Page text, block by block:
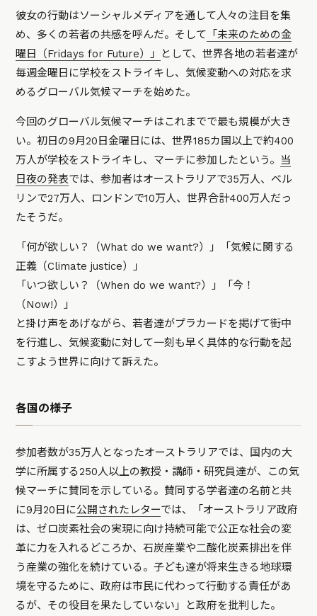
彼女の行動はソーシャルメディアを通して人々の注目を集
め、多くの若者の共感を呼んだ。そして 「未来のための金
曜日（Fridays for Future）」
として、世界各地の若者達が
毎週金曜日に学校をストライキし、気候変動への対応を求
めるグローバル気候マーチを始めた。
今回のグローバル気候マーチはこれまでで最も規模が大き
い。初日の9月20日金曜日には、世界185カ国以上で約400
万人が学校をストライキし、マーチに参加したという。 当
日夜の発表では、参加者はオーストラリアで35万人、ベル
リンで27万人、ロンドンで10万人、世界合計400万人だっ
たそうだ。
「何が欲しい？（What do we want?）」「気候に関する
正義（Climate justice）」
「いつ欲しい？（When do we want?）」「今！
（Now!）」
と掛け声をあげながら、若者達がプラカードを掲げて街中
を行進し、気候変動に対して一刻も早く具体的な行動を起
こすよう世界に向けて訴えた。
各国の様子
参加者数が35万人となったオーストラリアでは、国内の大
学に所属する250人以上の教授・講師・研究員達が、この気
候マーチに賛同を示している。賛同する学者達の名前と共
に9月20日に公開されたレターでは、「オーストラリア政府
は、ゼロ炭素社会の実現に向け持続可能で公正な社会の変
革に力を入れるどころか、石炭産業や二酸化炭素排出を伴
う産業の強化を続けている。子ども達が将来生きる地球環
境を守るために、政府は市民に代わって行動する責任があ
るが、その役目を果たしていない」と政府を批判した。